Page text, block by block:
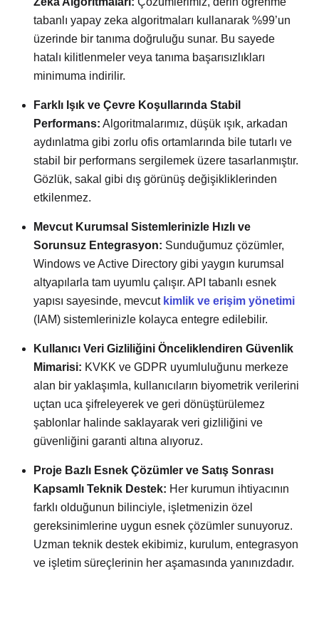
tabanlı yapay zeka algoritmaları kullanarak %99’un
üzerinde bir tanıma doğruluğu sunar. Bu sayede
hatalı kilitlenmeler veya tanıma başarısızlıkları
minimuma indirilir.
Farklı Işık ve Çevre Koşullarında Stabil
Performans: Algoritmalarımız, düşük ışık, arkadan
aydınlatma gibi zorlu ofis ortamlarında bile tutarlı ve
stabil bir performans sergilemek üzere tasarlanmıştır.
Gözlük, sakal gibi dış görünüş değişikliklerinden
etkilenmez.
Mevcut Kurumsal Sistemlerinizle Hızlı ve
Sorunsuz Entegrasyon: Sunduğumuz çözümler,
Windows ve Active Directory gibi yaygın kurumsal
altyapılarla tam uyumlu çalışır. API tabanlı esnek
yapısı sayesinde, mevcut kimlik ve erişim yönetimi
(IAM) sistemlerinizle kolayca entegre edilebilir.
Kullanıcı Veri Gizliliğini Önceliklendiren Güvenlik
Mimarisi: KVKK ve GDPR uyumluluğunu merkeze
alan bir yaklaşımla, kullanıcıların biyometrik verilerini
uçtan uca şifreleyerek ve geri dönüştürülemez
şablonlar halinde saklayarak veri gizliliğini ve
güvenliğini garanti altına alıyoruz.
Proje Bazlı Esnek Çözümler ve Satış Sonrası
Kapsamlı Teknik Destek: Her kurumun ihtiyacının
farklı olduğunun bilinciyle, işletmenizin özel
gereksinimlerine uygun esnek çözümler sunuyoruz.
Uzman teknik destek ekibimiz, kurulum, entegrasyon
ve işletim süreçlerinin her aşamasında yanınızdadır.